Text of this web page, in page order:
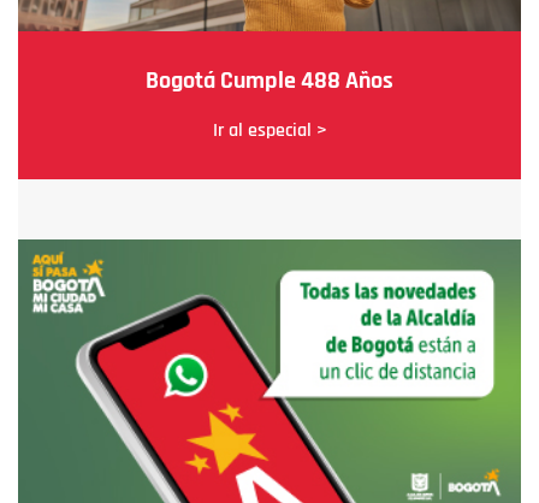
Bogotá Cumple 488 Años
Ir al especial >